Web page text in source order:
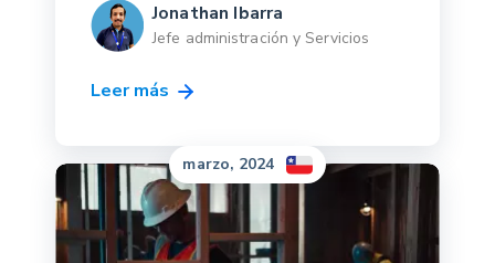
Jonathan Ibarra
Jefe administración y Servicios
Leer más
marzo, 2024